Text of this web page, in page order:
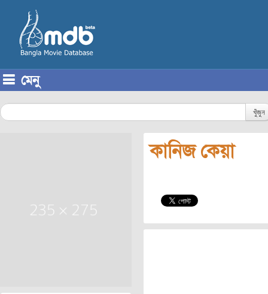
মেনু
খুঁজুন
কানিজ কেয়া